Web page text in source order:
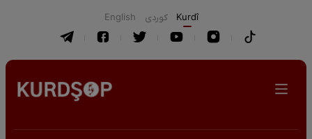
English كوردی Kurdî